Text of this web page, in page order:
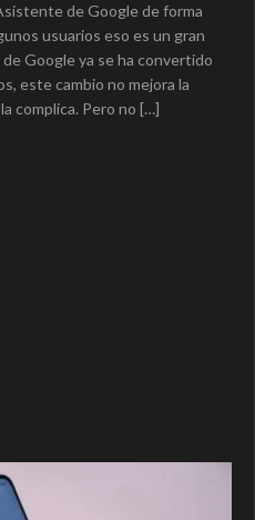
de Google de forma
usuarios eso es un gran
Google ya se ha convertido
este cambio no mejora la
complica. Pero no […]